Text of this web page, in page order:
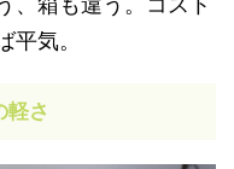
平気。
軽さ